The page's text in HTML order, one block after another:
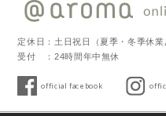
会員が退会を希望する場合に
ださい。所定の退会手続の終了
第5条 (会員資格の喪失及び賠償
売による代金支払債務を怠っ
定休日：土日祝日（夏季・冬季休業
受付 ：24時間年中無休
official facebook